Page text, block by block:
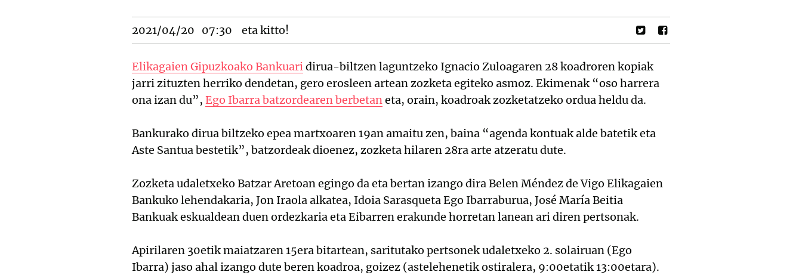
2021/04/20 07:30 eta kitto!
Elikagaien Gipuzkoako Bankuaridirua-biltzen laguntzeko Ignacio Zuloagaren 28 koadroren kopiak
jarri zituzten herriko dendetan, gero erosleen artean zozketa egiteko asmoz. Ekimenak “oso harrera
ona izan du”, Ego Ibarra batzordearen berbetaneta, orain, koadroak zozketatzeko ordua heldu da.
Bankurako dirua biltzeko epea martxoaren 19an amaitu zen, baina “agenda kontuak alde batetik eta
Aste Santua bestetik”, batzordeak dioenez, zozketa hilaren 28ra arte atzeratu dute.
Zozketa udaletxeko Batzar Aretoan egingo da eta bertan izango dira Belen Méndez de Vigo Elikagaien
Bankuko lehendakaria, Jon Iraola alkatea, Idoia Sarasqueta Ego Ibarraburua, José María Beitia
Bankuak eskualdean duen ordezkaria eta Eibarren erakunde horretan lanean ari diren pertsonak.
Apirilaren 30etik maiatzaren 15era bitartean, saritutako pertsonek udaletxeko 2. solairuan (Ego
Ibarra) jaso ahal izango dute beren koadroa, goizez (astelehenetik ostiralera, 9:00etatik 13:00etara).